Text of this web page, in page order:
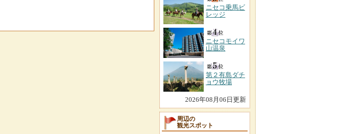
ニセコ乗馬ビ
レッジ
ニセコモイワ
山温泉
第２有島ダチ
ョウ牧場
2026年08月06日更新
周辺の
観光スポット